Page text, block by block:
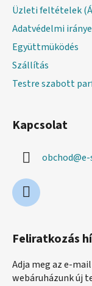
Üzleti feltételek
Adatvédelmi
Együttmüködés
Szállítás
Testre szabott
Kapcsolat
obchod@
Feliratkozás
Adja meg az e-
webáruházunk új